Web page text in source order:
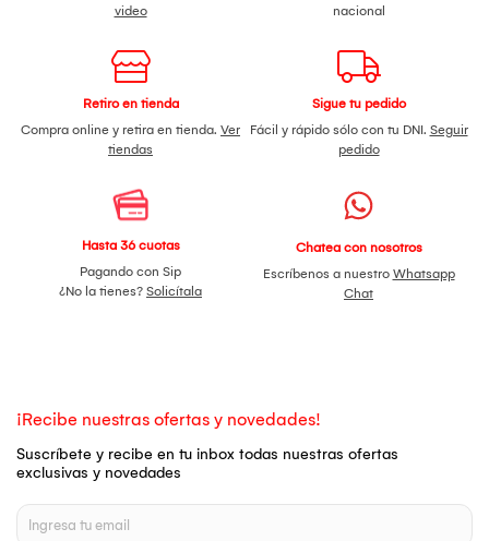
video
nacional
Retiro en tienda
Compra online y retira en tienda. Ver
tiendas
Sigue tu pedido
Fácil y rápido sólo con tu DNI. Seguir
pedido
Hasta 36 cuotas
Pagando con Sip
¿No la tienes? Solicítala
Chatea con nosotros
Escríbenos a nuestro Whatsapp
Chat
¡Recibe nuestras ofertas y novedades!
Suscríbete y recibe en tu inbox todas nuestras ofertas
exclusivas y novedades